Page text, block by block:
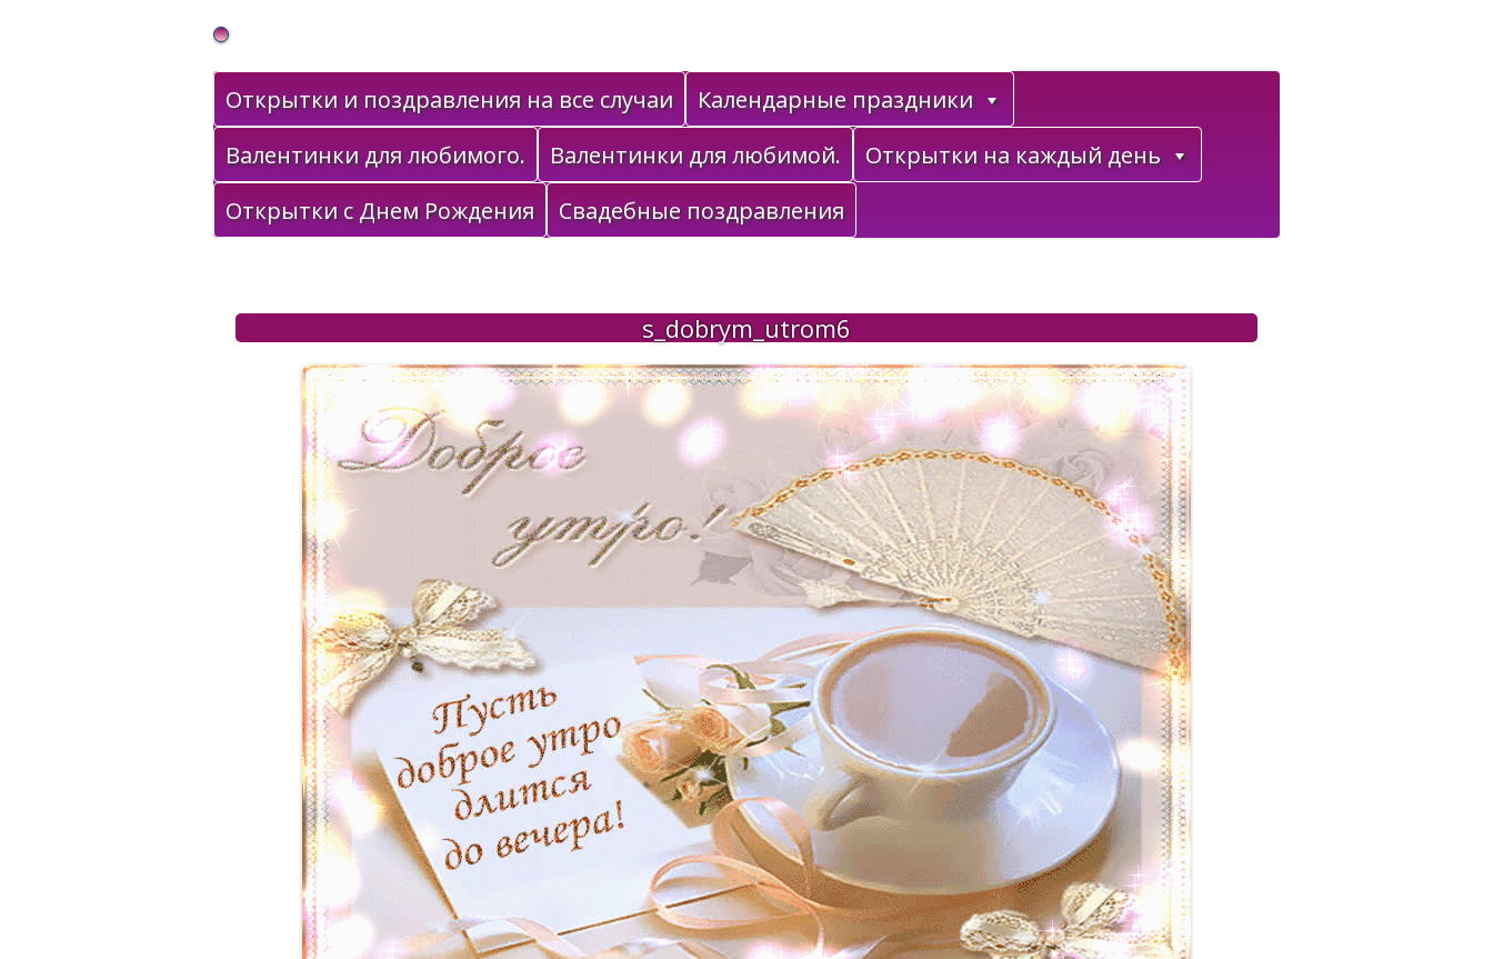
Gif Открытки в подарок
Открытки и поздравления на все случаи
Календарные праздники
Валентинки для любимого.
Валентинки для любимой.
Открытки на каждый день
Открытки с Днем Рождения
Свадебные поздравления
s_dobrym_utrom6